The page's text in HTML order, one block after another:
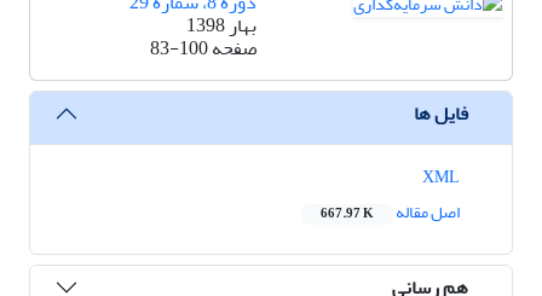
بهار 1398
صفحه83-100
فایل ها
اصل مقاله
667.97 K
هم رسانی